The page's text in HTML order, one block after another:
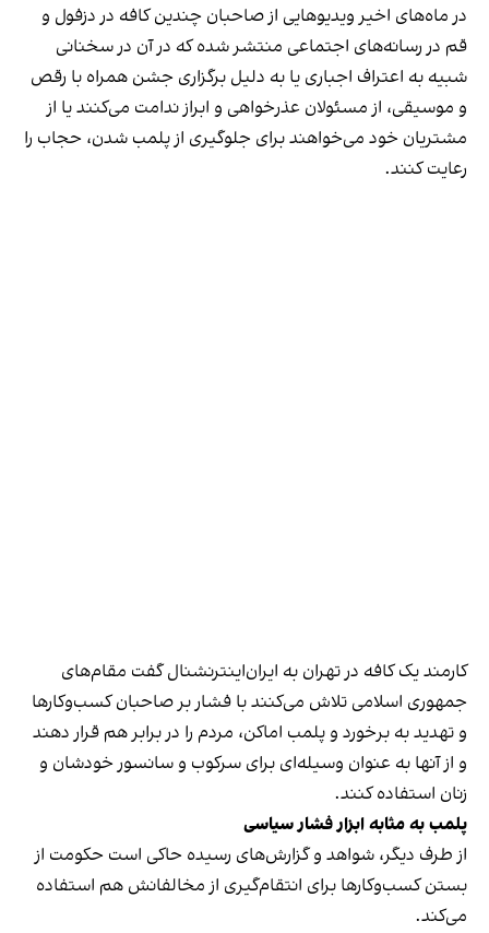
در ماه‌های اخیر ویدیوهایی از صاحبان چندین کافه در دزفول و
قم در رسانه‌های اجتماعی منتشر شده که در آن در سخنانی
شبیه به اعتراف اجباری یا به دلیل برگزاری جشن همراه با رقص
و موسیقی، از مسئولان عذرخواهی و ابراز ندامت می‌کنند یا از
مشتریان خود می‌خواهند برای جلوگیری از پلمب شدن، حجاب را
رعایت کنند.
کارمند یک کافه در تهران به ایران‌اینترنشنال گفت مقام‌های
جمهوری اسلامی تلاش می‌کنند با فشار بر صاحبان کسب‌وکارها
و تهدید به برخورد و پلمب اماکن، مردم را در برابر هم قرار دهند
و از آنها به عنوان وسیله‌ای برای سرکوب و سانسور خودشان و
زنان استفاده کنند.
پلمب به مثابه ابزار فشار سیاسی
از طرف دیگر، شواهد و گزارش‌های رسیده حاکی است حکومت از
بستن کسب‌وکارها برای انتقام‌گیری از مخالفانش هم استفاده
می‌کند.